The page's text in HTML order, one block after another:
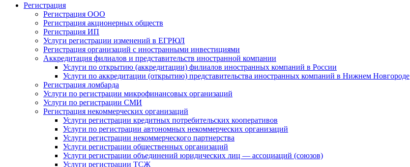
Регистрация
Регистрация ООО
Регистрация акционерных обществ
Регистрация ИП
Услуги регистрации изменений в ЕГРЮЛ
Регистрация организаций с иностранными инвестициями
Аккредитация филиалов и представительств иностранной компании
Услуги по открытию (аккредитации) филиалов иностранных компаний в России
Услуги по аккредитации (открытию) представительства иностранных компаний в Нижнем Новгороде
Регистрация ломбарда
Услуги по регистрации микрофинансовых организаций
Услуги по регистрации СМИ
Регистрация некоммерческих организаций
Услуги регистрации кредитных потребительских кооперативов
Услуги по регистрации автономных некоммерческих организаций
Услуги регистрации некоммерческого партнерства
Услуги регистрации общественных организаций
Услуги регистрации объединений юридических лиц — ассоциаций (союзов)
Услуги регистрации ТСЖ